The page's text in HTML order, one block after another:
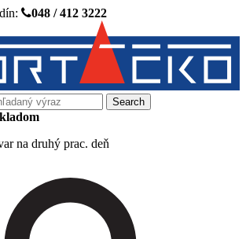
048 / 412 3222
na druhý prac. deň